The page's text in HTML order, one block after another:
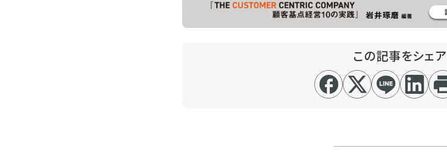
この記事をシェア